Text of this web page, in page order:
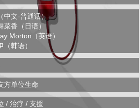
中文-普通话）
菜香（日语）
Morton（英语）
（韩语）
方单位生命
/ 治疗 / 支援